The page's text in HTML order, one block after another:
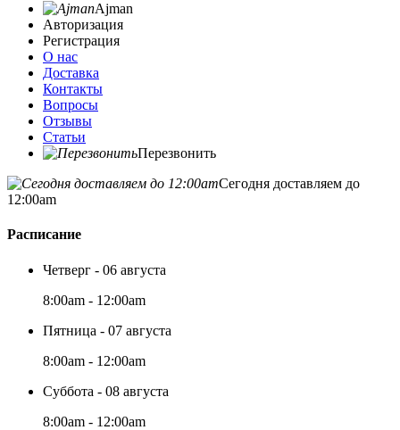
Ajman
Авторизация
Регистрация
О нас
Доставка
Контакты
Вопросы
Отзывы
Статьи
Перезвонить
Сегодня доставляем до
12:00am
Расписание
Четверг - 06 августа
8:00am - 12:00am
Пятница - 07 августа
8:00am - 12:00am
Суббота - 08 августа
8:00am - 12:00am